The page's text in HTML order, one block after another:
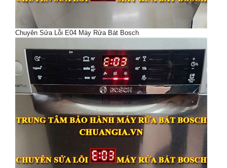
Chuyên Sửa Lỗi E04 Máy Rửa Bát Bosch